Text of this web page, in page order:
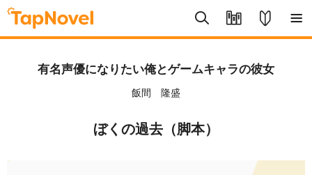
有名声優になりたい俺とゲームキャラの彼女
飯間 隆盛
ぼくの過去（脚本）